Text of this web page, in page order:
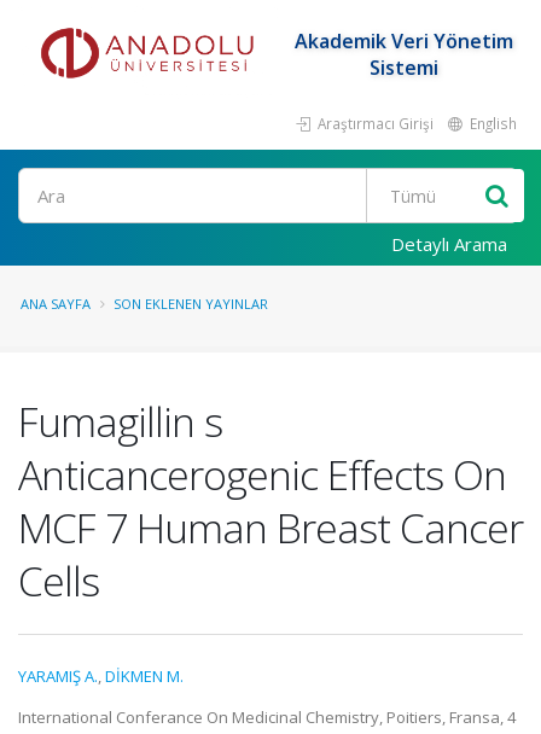
Akademik Veri Yönetim
Sistemi
Araştırmacı Girişi English
Ara
Detaylı Arama
ANA SAYFA SON EKLENEN YAYINLAR
Fumagillin s
Anticancerogenic Effects On
MCF 7 Human Breast Cancer
Cells
YARAMIŞ A.,DİKMEN M.
International Conferance On Medicinal Chemistry, Poitiers, Fransa, 4